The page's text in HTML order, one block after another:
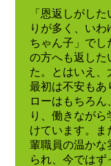
「恩返しがし
りが多く、い
ちゃん子」でし
の方へも返した
た。とはいえ、
最初は不安もあ
ローはもちろ
り、働きなが
けています。ま
輩職員の温かな
られ、今では